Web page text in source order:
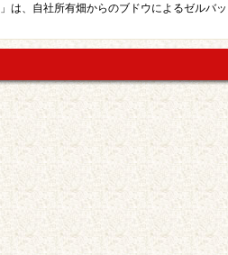
は、自社所有畑からのブドウによるゼルバッ